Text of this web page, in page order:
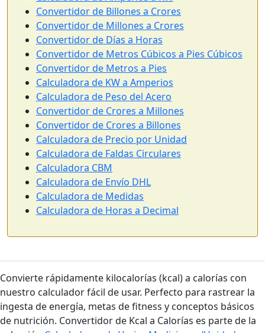
Convertidor de Billones a Crores
Convertidor de Millones a Crores
Convertidor de Días a Horas
Convertidor de Metros Cúbicos a Pies Cúbicos
Convertidor de Metros a Pies
Calculadora de KW a Amperios
Calculadora de Peso del Acero
Convertidor de Crores a Millones
Convertidor de Crores a Billones
Calculadora de Precio por Unidad
Calculadora de Faldas Circulares
Calculadora CBM
Calculadora de Envío DHL
Calculadora de Medidas
Calculadora de Horas a Decimal
Convierte rápidamente kilocalorías (kcal) a calorías con
nuestro calculador fácil de usar. Perfecto para rastrear la
ingesta de energía, metas de fitness y conceptos básicos
de nutrición. Convertidor de Kcal a Calorías es parte de la